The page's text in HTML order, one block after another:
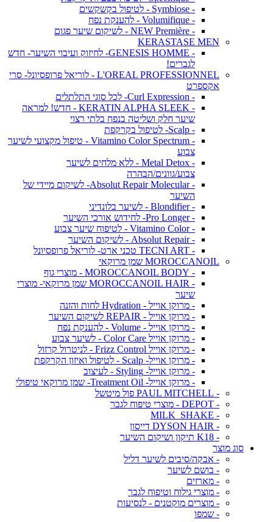
- Symbiose - לטיפול בקשקשים
- Volumifique - להענקת נפח
- NEW Première - לשיקום שיער פגום
KERASTASE MEN
- GENESIS HOMME- לחיזוק ועיבוי השיער- חדש
לגברים!
L'OREAL PROFESSIONNEL - לוריאל פרופסיונל- סרי
אקספרט
- Curl Expression- לכל סוגי התלתלים
- KERATIN ALPHA SLEEK - חדש! למראה
שיער חלק ושליטה בנפח בלתי רצוי
- Scalp- לטיפול בקרקפת
- Vitamino Color Spectrum - טיפול מקצועי לשיער
צבוע
- Metal Detox - ללא מלחים לשיער
צבוע/גוונים/הבהרה
- Absolut Repair Molecular- לשיקום מיידי של
השיער
- Blondifier - לשיער בלונדיני
- Pro Longer- לחידוש אורכי השיער
- Vitamino Color - לטיפוח שיער צבוע
- Absolut Repair - לשיקום השיער
- TECNI ART טכני ארט- לוריאל פרופסיונל
MOROCCANOIL שמן מרוקאי
- MOROCCANOIL BODY - מוצרי גוף
- MOROCCANOIL HAIR שמן מרוקאי- מוצרי
שיער
- מרוקן אוייל - Hydration לחות והזנה
- מרוקן אוייל - REPAIR לשיקום השיער
- מרוקן אוייל - Volume - להענקת נפח
- מרוקן אוייל Color Care - לשיער צבוע
- מרוקן אוייל Frizz Control - לניטרול קרזול
- מרוקן אוייל- Scalp - לטיפול ואיזון הקרקפת
- מרוקן אוייל- Styling - לעיצוב
- מרוקן אוייל- Treatment Oil- שמן מרוקאי טיפולי
- PAUL MITCHELL פול מיטשל
- DEPOT - מוצרי טיפוח לגבר
- MILK_SHAKE
- DYSON HAIR דייסון
- K18 תיקון ושיקום השיער
סוג מוצר
- אבקה/סיבים לשיער דליל
- בושם לשיער
- מארזים
- מוצרי גילוח וטיפוח לגבר
- מוצרים מוקטנים - לנסיעות
- שמפו